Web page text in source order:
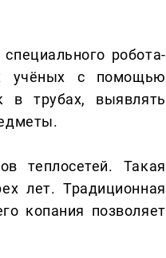
робота-
учёных с помощью
в трубах, выявлять
теплосетей. Такая
лет. Традиционная
копания позволяет